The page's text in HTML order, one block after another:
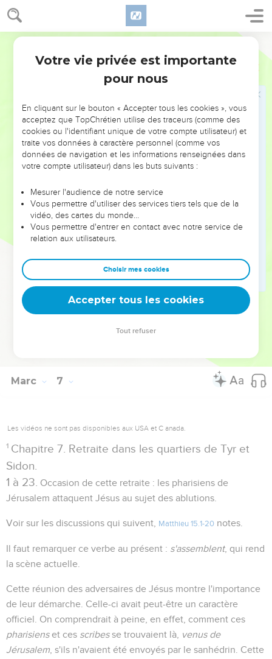
Marc 6
Pierre, en racontant cette grande scène dans ses
prédications, passait sous silence ce qui le concernait
personnellement.
Ayant traversé vers la terre, ils arrivèrent en
Telle est la leçon de Sin., B ; dans le texte reçu, dans A, D et
les majuscules, les mots sont dans un autre ordre ;vers le
paysest joint àGénézareth: ils vinrentdans le pays de
Génézareth
Voir sur ce récit Matthieu 14.36
Marc nous peint avec plus de détails ces scènes
émouvantes, cet extrême empressement des malades et de
Sauveur, qui marquèrent le point culminant de l'activité de
Jésus en Galilée, et provoquèrent un redoublement
d'hostilité de la part des adversaires. (Marc 7.1et suivants)
Marc 7
Les vidéos ne sont pas disponibles aux USA et C anada.
1 Chapitre 7. Retraite dans les quartiers de Tyr et
Sidon.
1 à 23.
Occasion de cette retraite : les pharisiens de
Jérusalem attaquent Jésus au sujet des ablutions.
Voir sur les discussions qui suivent, Matthieu 15.1-20 notes.
Il faut remarquer ce verbe au présent : s'assemblent, qui rend
la scène actuelle.
Cette réunion des adversaires de Jésus montre l'importance
de leur démarche. Celle-ci avait peut-être un caractère
officiel. On comprendrait à peine, en effet, comment ces
pharisienset ces scribesse trouvaient là,
venus de
Jérusalem , s'ils n'avaient été envoyés par le sanhédrin. Cette
Votre vie privée est importante
pour nous
En cliquant sur le bouton « Accepter tous les cookies », vous
acceptez que TopChrétien utilise des traceurs (comme des
cookies ou l'identifiant unique de votre compte utilisateur) et
traite vos données à caractère personnel (comme vos
données de navigation et les informations renseignées dans
votre compte utilisateur) dans les buts suivants :
Mesurer l'audience de notre service
Vous permettre d'utiliser des services tiers tels que de la
vidéo, des cartes du monde…
Vous permettre d'entrer en contact avec notre service de
relation aux utilisateurs.
Choisir mes cookies
Accepter tous les cookies
Tout refuser